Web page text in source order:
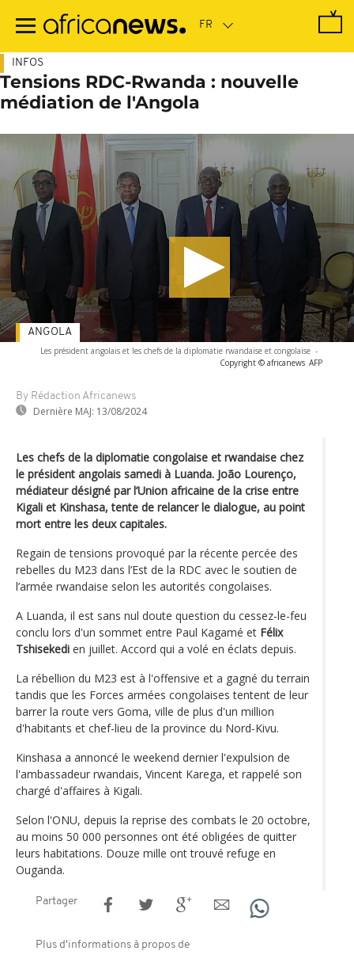
contenu
INFOS
Tensions RDC-Rwanda : nouvelle
médiation de l'Angola
Les président angolais et les chefs de la diplomatie rwandaise et congolaise -
Copyright © africanews AFP
By Rédaction Africanews
Dernière MAJ: 13/08/2024
ANGOLA
Les chefs de la diplomatie congolaise et rwandaise chez
le président angolais samedi à Luanda. João Lourenço,
médiateur désigné par l’Union africaine de la crise entre
Kigali et Kinshasa, tente de relancer le dialogue, au point
mort entre les deux capitales.
Regain de tensions provoqué par la récente percée des
rebelles du M23 dans l’Est de la RDC avec le soutien de
l’armée rwandaise selon les autorités congolaises.
A Luanda, il est sans nul doute question du cessez-le-feu
conclu lors d'un sommet entre Paul Kagamé et Félix
Tshisekedi en juillet. Accord qui a volé en éclats depuis.
La rébellion du M23 est à l'offensive et a gagné du terrain
tandis que les Forces armées congolaises tentent de leur
barrer la route vers Goma, ville de plus d'un million
d'habitants et chef-lieu de la province du Nord-Kivu.
Kinshasa a annoncé le weekend dernier l'expulsion de
l'ambassadeur rwandais, Vincent Karega, et rappelé son
chargé d'affaires à Kigali.
Selon l'ONU, depuis la reprise des combats le 20 octobre,
au moins 50 000 personnes ont été obligées de quitter
leurs habitations. Douze mille ont trouvé refuge en
Ouganda.
Partager
Plus d'informations à propos de